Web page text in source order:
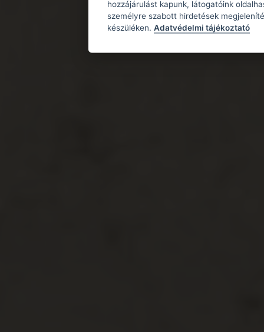
hozzájárulást kapunk, látogatóink
személyre szabott hirdetések
készüléken. Adatvédelmi tájékoztató